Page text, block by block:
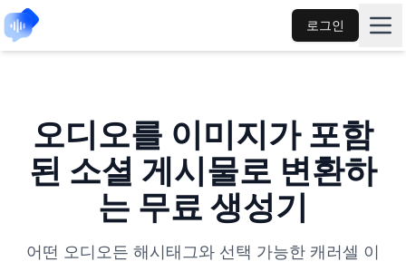
로그인
오디오를 이미지가 포함
된 소셜 게시물로 변환하
는 무료 생성기
어떤 오디오든 해시태그와 선택 가능한 캐러셀 이